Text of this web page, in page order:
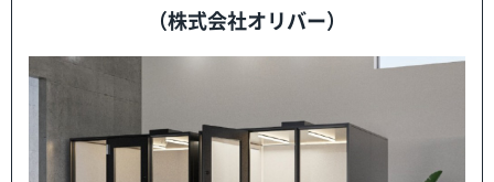
（株式会社オリバー）